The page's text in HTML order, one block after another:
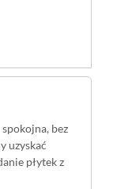
bez
uzyskać
płytek z